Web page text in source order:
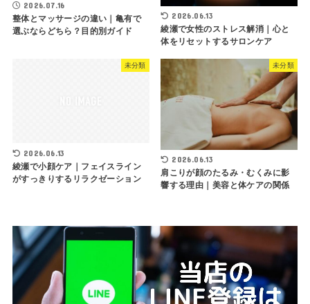
2026.07.16
整体とマッサージの違い｜亀有で
選ぶならどちら？目的別ガイド
2026.06.13
綾瀬で女性のストレス解消｜心と
体をリセットするサロンケア
未分類
2026.06.13
綾瀬で小顔ケア｜フェイスライン
がすっきりするリラクゼーション
未分類
2026.06.13
肩こりが顔のたるみ・むくみに影
響する理由｜美容と体ケアの関係